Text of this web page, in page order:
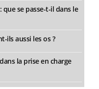
se passe-t-il dans le
ils aussi les os ?
la prise en charge